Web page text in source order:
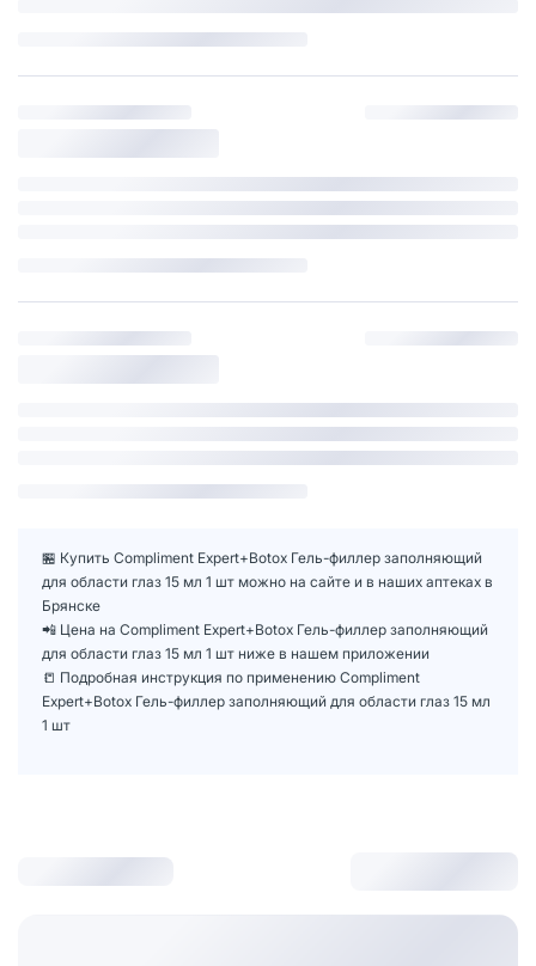
🏪 Купить Compliment Expert+Botox Гель-филлер заполняющий
для области глаз 15 мл 1 шт можно на сайте и в наших аптеках в
Брянске
📲 Цена на Compliment Expert+Botox Гель-филлер заполняющий
для области глаз 15 мл 1 шт ниже в нашем приложении
📒 Подробная инструкция по применению Compliment
Expert+Botox Гель-филлер заполняющий для области глаз 15 мл
1 шт